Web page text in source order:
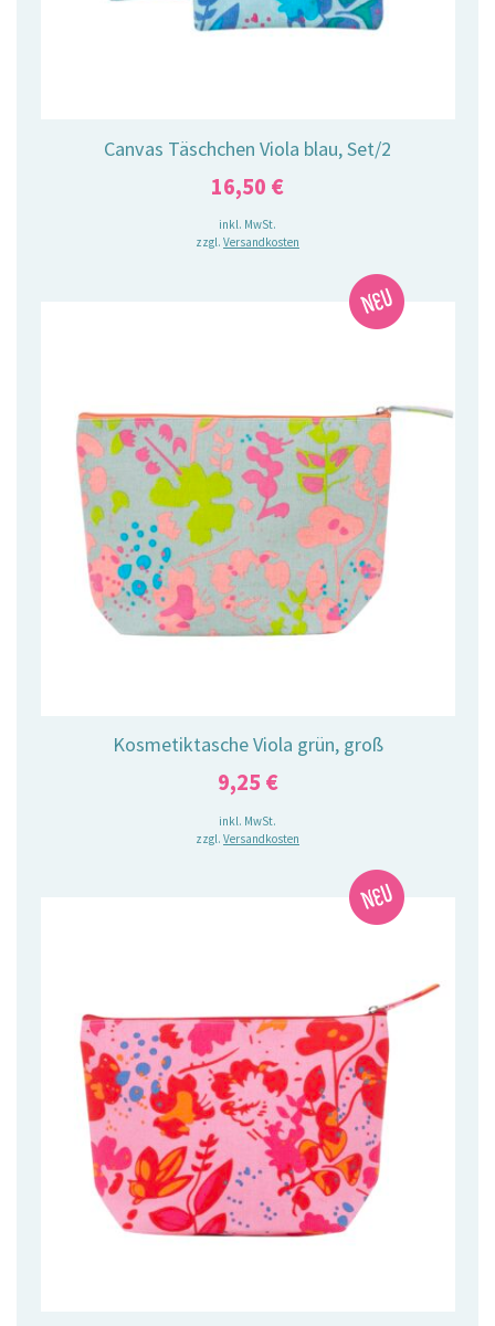
Canvas Täschchen Viola blau, Set/2
16,50 €
inkl. MwSt.
zzgl. Versandkosten
Kosmetiktasche Viola grün, groß
9,25 €
inkl. MwSt.
zzgl. Versandkosten